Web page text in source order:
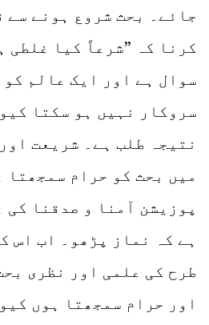
جائے۔ بحث شروع ہونے سے
کرنا کہ ”شرعاً کیا غلطی
سوال ہے اور ایک عالم
سروکار نہیں ہو سکتا
نتیجہ طلب ہے۔ شریعت
میں بحث کو حرام سمجھتا
پوزیشن آمنا و صدقنا کی
ہے کہ نماز پڑھو۔ اب اس
طرح کی علمی اور نظری
اور حرام سمجھتا ہوں